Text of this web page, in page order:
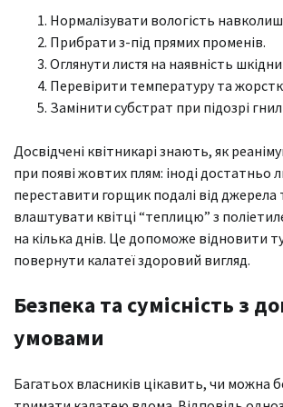
Нормалізувати вологість
Прибрати з-під прямих променів.
Оглянути листя на наявність
Перевірити температуру та
Замінити субстрат при підозрі
Досвідчені квітникарі знають, як
при появі жовтих плям: іноді достатньо
переставити горщик подалі від джерела
влаштувати квітці “теплицю” з
на кілька днів. Це допоможе відновити
повернути калатеї здоровий вигляд.
Безпека та сумісність з
умовами
Багатьох власників цікавить, чи можна